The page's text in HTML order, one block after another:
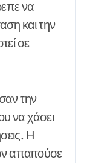
να
και την
σε
την
να χάσει
Η
απαιτούσε